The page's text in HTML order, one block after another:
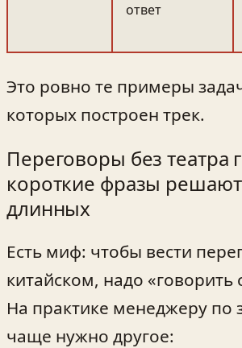
ответ
Это ровно те примеры
которых построен трек.
Переговоры без театра
короткие фразы
длинных
Есть миф: чтобы вести
китайском, надо «говорить
На практике менеджеру по
чаще нужно другое: